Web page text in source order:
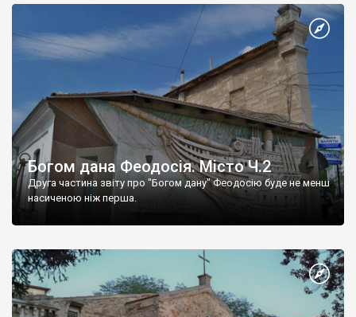
Богом дана Феодосія. Місто Ч.2
Друга частина звіту про "Богом дану" Феодосію буде не менш
насиченою ніж перша.